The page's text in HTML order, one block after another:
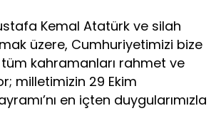
Kemal Atatürk ve silah
üzere, Cumhuriyetimizi bize
kahramanları rahmet ve
milletimizin 29 Ekim
en içten duygularımızla